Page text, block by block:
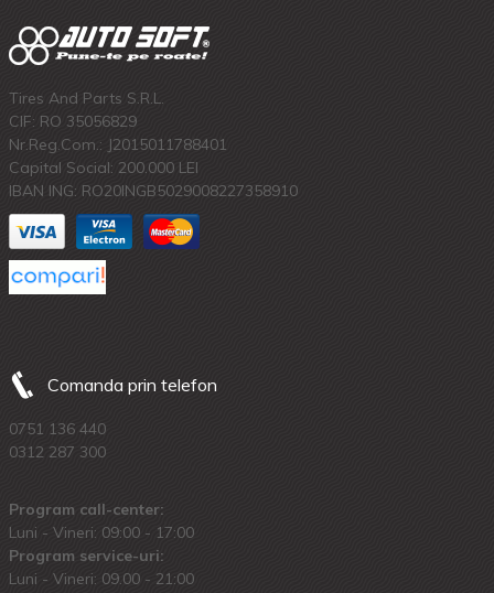
Tires And Parts S.R.L.
CIF: RO 35056829
Nr.Reg.Com.: J2015011788401
Capital Social: 200.000 LEI
IBAN ING: RO20INGB5029008227358910
Comanda prin telefon
0751 136 440
0312 287 300
Program call-center:
Luni - Vineri: 09:00 - 17:00
Program service-uri:
Luni - Vineri: 09.00 - 21:00